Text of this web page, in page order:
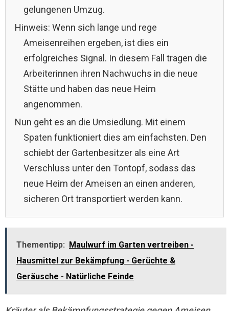
gelungenen Umzug.
Hinweis: Wenn sich lange und rege
Ameisenreihen ergeben, ist dies ein
erfolgreiches Signal. In diesem Fall tragen die
Arbeiterinnen ihren Nachwuchs in die neue
Stätte und haben das neue Heim
angenommen.
Nun geht es an die Umsiedlung. Mit einem
Spaten funktioniert dies am einfachsten. Den
schiebt der Gartenbesitzer als eine Art
Verschluss unter den Tontopf, sodass das
neue Heim der Ameisen an einen anderen,
sicheren Ort transportiert werden kann.
Thementipp: Maulwurf im Garten vertreiben -
Hausmittel zur Bekämpfung - Gerüchte &
Geräusche - Natürliche Feinde